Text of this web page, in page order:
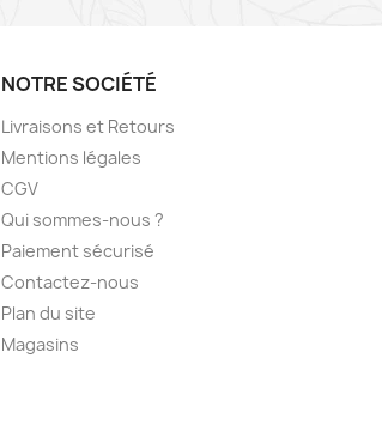
NOTRE SOCIÉTÉ
Livraisons et Retours
Mentions légales
CGV
Qui sommes-nous ?
Paiement sécurisé
Contactez-nous
Plan du site
Magasins